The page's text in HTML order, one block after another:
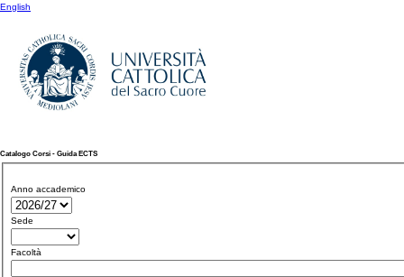
English
Catalogo Corsi - Guida ECTS
Anno accademico
Sede
Facoltà